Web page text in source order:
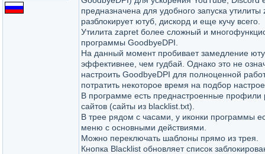
предназначена для удобного запуска утилиты
разблокирует ютуб, дискорд и еще кучу всего.
Утилита zapret более сложный и
программы GoodbyeDPI.
На данный момент пробивает замедление
эффективнее, чем гудбай. Однако это не
настроить GoodbyeDPI для полноценной
потратить некоторое время на подбор
В программе есть преднастроенные профили
сайтов (сайты из blacklist.txt).
В трее рядом с часами, у иконки программы
меню с основными действиями.
Можно переключать шаблоны прямо из трея.
Кнопка Blacklist обновляет список